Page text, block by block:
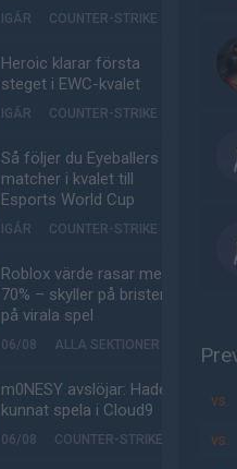
IGÅR COUNTER-STRIKE
Heroic klarar första
steget i EWC-kvalet
IGÅR COUNTER-STRIKE
Så följer du Eyeballers
matcher i kvalet till
Esports World Cup
IGÅR COUNTER-STRIKE
Roblox värde rasar med
70% – skyller på bristen
på virala spel
06/08 ALLA SEKTIONER
m0NESY avslöjar: Hade
kunnat spela i Cloud9
06/08 COUNTER-STRIKE
vs.
vs.